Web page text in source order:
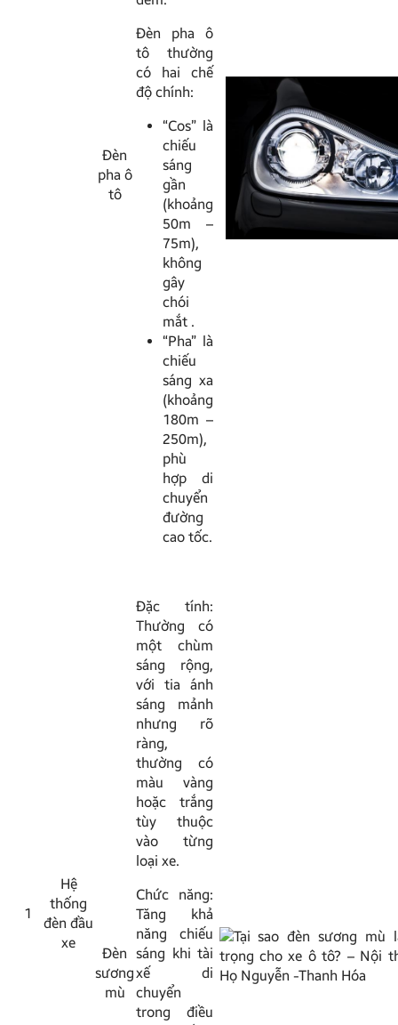
1
Hệ
thống
đèn đầu
xe
Đèn
pha ô
tô
Đèn pha ô
tô thường
có hai chế
độ chính:
“Cos” là
chiếu
sáng
gần
(khoảng
50m –
75m),
không
gây
chói
mắt .
“Pha” là
chiếu
sáng xa
(khoảng
180m –
250m),
phù
hợp di
chuyển
đường
cao tốc.
Đèn
sương
mù
Đặc tính:
Thường có
một chùm
sáng rộng,
với tia ánh
sáng mảnh
nhưng rõ
ràng,
thường có
màu vàng
hoặc trắng
tùy thuộc
vào từng
loại xe.
Chức năng:
Tăng khả
năng chiếu
sáng khi tài
xế di
chuyển
trong điều